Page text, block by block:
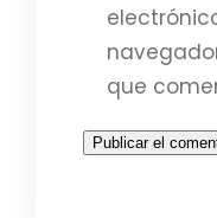
que